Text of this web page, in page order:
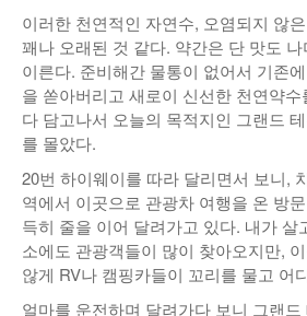
이러한 천연적인 자연수, 오염되지 않
꽤나 오래된 것 같다. 약간은 단 맛도
이른다. 준비해간 물통이 없어서 기존
을 쏟아버리고 새로이 신선한 천연약
다 담고나서 오늘의 목적지인 그랜드
를 몰았다.
20번 하이웨이를 따라 달리면서 보니,
역에서 이곳으로 관광차 여행을 온 방
득히 줄을 이어 달려가고 있다. 내가 살
소에도 관광객들이 많이 찾아오지만,
않게 RV나 캠핑카들이 꼬리를 물고 어
얼마를 운전하며 달려가다 보니 그랜